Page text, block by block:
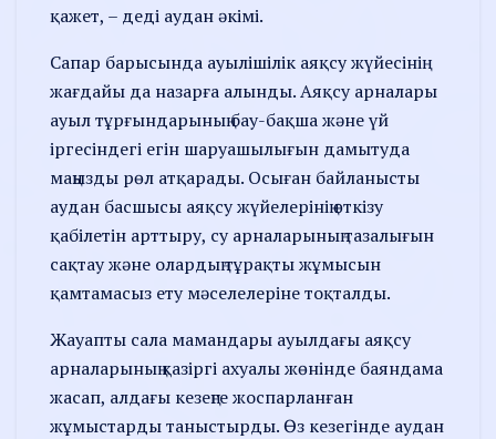
қажет, – деді аудан әкімі.
Сапар барысында ауылішілік аяқсу жүйесінің
жағдайы да назарға алынды. Аяқсу арналары
ауыл тұрғындарының бау-бақша және үй
іргесіндегі егін шаруашылығын дамытуда
маңызды рөл атқарады. Осыған байланысты
аудан басшысы аяқсу жүйелерінің өткізу
қабілетін арттыру, су арналарының тазалығын
сақтау және олардың тұрақты жұмысын
қамтамасыз ету мәселелеріне тоқталды.
Жауапты сала мамандары ауылдағы аяқсу
арналарының қазіргі ахуалы жөнінде баяндама
жасап, алдағы кезеңге жоспарланған
жұмыстарды таныстырды. Өз кезегінде аудан